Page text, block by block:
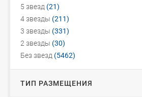
5 звезд (21)
4 звезды (211)
3 звезды (331)
2 звезды (30)
Без звезд (5462)
ТИП РАЗМЕЩЕНИЯ